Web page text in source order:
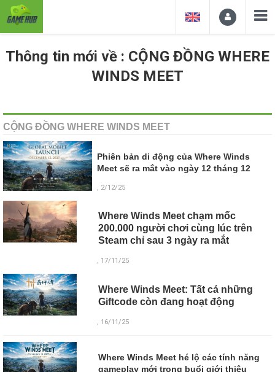
Thông tin mới về : CỘNG ĐỒNG WHERE
WINDS MEET
CỘNG ĐỒNG WHERE WINDS MEET
Phiên bản di động của Where Winds
Meet sẽ ra mắt vào ngày 12 tháng 12
, 2/12/25
Where Winds Meet chạm mốc
200.000 người chơi cùng lúc trên
Steam chỉ sau 3 ngày ra mắt
, 17/11/25
Where Winds Meet: Tất cả những
Giftcode còn đang hoạt động
, 16/11/25
Where Winds Meet hé lộ các tính năng
gameplay mới trong buổi giới thiệu